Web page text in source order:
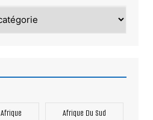
Afrique Afrique Du Sud